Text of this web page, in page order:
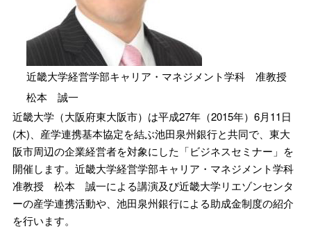
近畿大学経営学部キャリア・マネジメント学科 准教授
松本 誠一
近畿大学（大阪府東大阪市）は平成27年（2015年）6月11日
(木)、産学連携基本協定を結ぶ池田泉州銀行と共同で、東大
阪市周辺の企業経営者を対象にした「ビジネスセミナー」を
開催します。近畿大学経営学部キャリア・マネジメント学科
准教授 松本 誠一による講演及び近畿大学リエゾンセンタ
ーの産学連携活動や、池田泉州銀行による助成金制度の紹介
を行います。